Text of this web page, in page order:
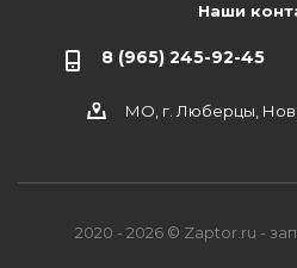
Наши
8 (965) 245-92-45
МО, г. Люберцы,
2020 - 2026 © Zaptor.ru -